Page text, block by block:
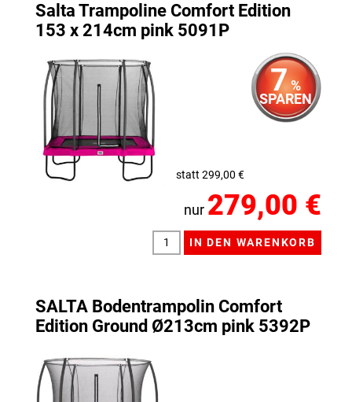
Salta Trampoline Comfort Edition
153 x 214cm pink 5091P
7%
SPAREN
statt 299,00 €
nur 279,00 €
SALTA Bodentrampolin Comfort
Edition Ground Ø213cm pink 5392P